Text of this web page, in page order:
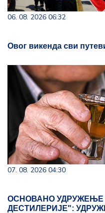
06. 08. 2026 06:32
Овог викенда сви
07. 08. 2026 04:30
ОСНОВАНО УДРУЖЕЊЕ
ДЕСТИЛЕРИЈЕ":